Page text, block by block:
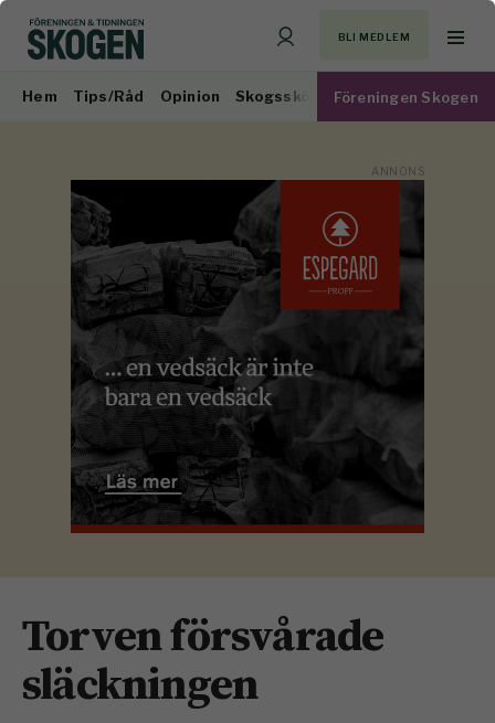
BLI MEDLEM
Hem Tips/Råd Opinion Skogsskötsel Virkesmarknad
Föreningen Skogen
Torven försvårade
släckningen